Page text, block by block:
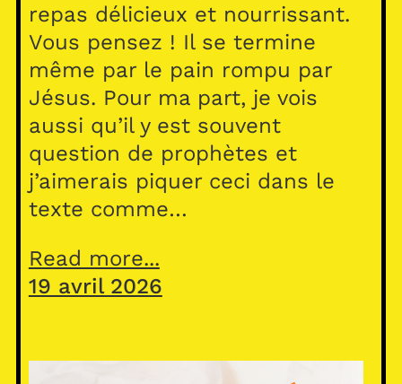
repas délicieux et nourrissant.
Vous pensez ! Il se termine
même par le pain rompu par
Jésus. Pour ma part, je vois
aussi qu’il y est souvent
question de prophètes et
j’aimerais piquer ceci dans le
texte comme…
Read more...
19 avril 2026